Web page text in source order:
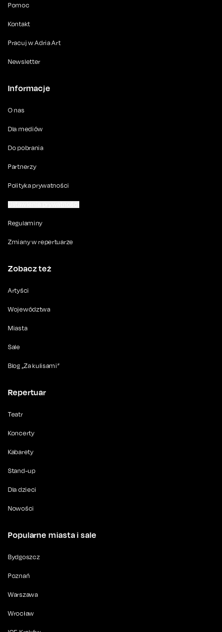
Pomoc
Kontakt
Pracuj w Adria Art
Newsletter
Informacje
O nas
Dla mediów
Do pobrania
Partnerzy
Polityka prywatności
Regulaminy
Zmiany w repertuarze
Zobacz też
Artyści
Województwa
Miasta
Sale
Blog „Za kulisami”
Repertuar
Teatr
Koncerty
Kabarety
Stand-up
Dla dzieci
Nowości
Popularne miasta i sale
Bydgoszcz
Poznań
Warszawa
Wrocław